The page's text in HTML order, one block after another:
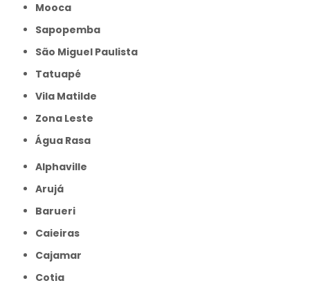
Mooca
Sapopemba
São Miguel Paulista
Tatuapé
Vila Matilde
Zona Leste
Água Rasa
Alphaville
Arujá
Barueri
Caieiras
Cajamar
Cotia